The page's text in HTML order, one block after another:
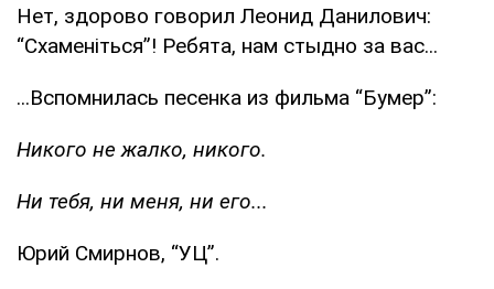
Нет, здорово говорил Леонид Данилович:
“Схаменiться”! Ребята, нам стыдно за вас...
...Вспомнилась песенка из фильма “Бумер”:
Никого не жалко, никого.
Ни тебя, ни меня, ни его...
Юрий Смирнов, “УЦ”.